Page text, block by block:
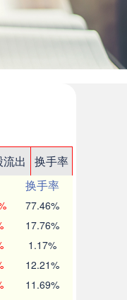
出
换手率
换手率
77.46%
17.76%
1.17%
12.21%
11.69%